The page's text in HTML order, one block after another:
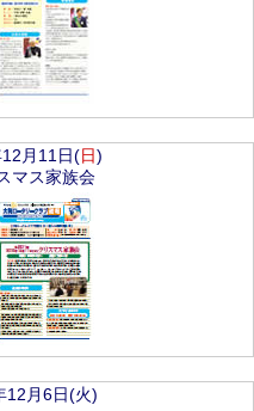
月11日(日)
家族会
12月6日(火)